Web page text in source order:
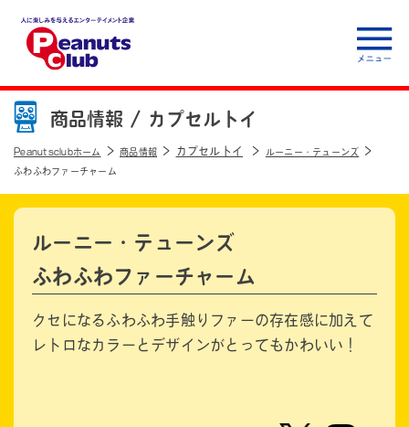
人に楽しみを与えるエ
ンターテイメント企
業 Peanuts club
商品情報 / カプセルトイ
Peanutsclubホーム 商品情報 カプセルトイ ルーニー・テューンズ
ふわふわファーチャーム
ルーニー・テューンズ
ふわふわファーチャーム
クセになるふわふわ手触りファーの存在感に加えて
レトロなカラーとデザインがとってもかわいい！